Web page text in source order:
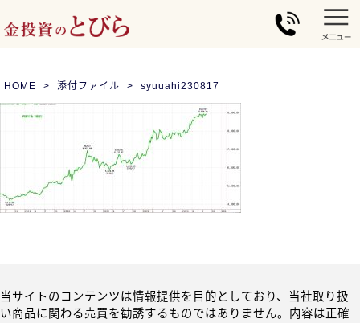
HOME 添付ファイル syuuahi230817
当サイトのコンテンツは情報提供を目的としており、当社取り扱
い商品に関わる売買を勧誘するものではありません。内容は正確